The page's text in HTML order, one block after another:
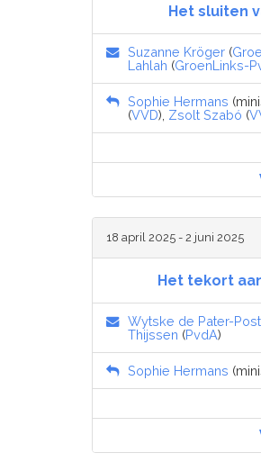
Het sluiten
Suzanne Kröger (
Lahlah (GroenLinks-
Sophie Hermans
(VVD), Zsolt Szabó (
18 april 2025 - 2 juni 2025
Het tekort
Wytske de Pater-
Thijssen (PvdA)
Sophie Hermans